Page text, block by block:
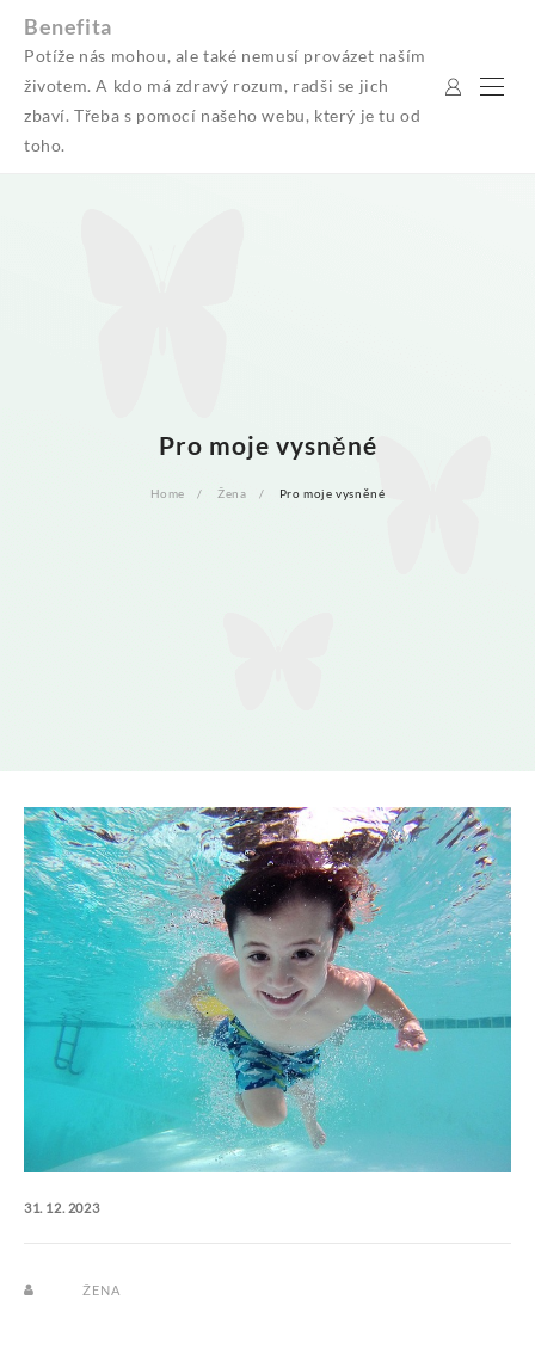
Benefita
Potíže nás mohou, ale také nemusí provázet naším
životem. A kdo má zdravý rozum, radši se jich
zbaví. Třeba s pomocí našeho webu, který je tu od
toho.
Pro moje vysněné
Home Žena Pro moje vysněné
31. 12. 2023
ŽENA